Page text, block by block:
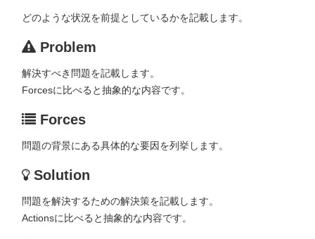
どのような状況を前提としているかを記載します。
Problem
解決すべき問題を記載します。
Forcesに比べると抽象的な内容です。
Forces
問題の背景にある具体的な要因を列挙します。
Solution
問題を解決するための解決策を記載します。
Actionsに比べると抽象的な内容です。